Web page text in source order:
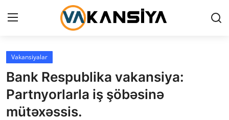
Login
Ana səhifə
Vakansiyalar
Vakansiyalar
Bank Respublika vakansiya:
Partnyorlarla iş şöbəsinə
mütəxəssis.